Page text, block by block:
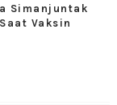
Simanjuntak
Vaksin